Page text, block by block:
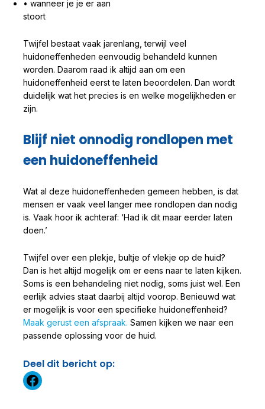
• wanneer je je er aan
stoort
Twijfel bestaat vaak jarenlang, terwijl veel
huidoneffenheden eenvoudig behandeld kunnen
worden. Daarom raad ik altijd aan om een
huidoneffenheid eerst te laten beoordelen. Dan wordt
duidelijk wat het precies is en welke mogelijkheden er
zijn.
Blijf niet onnodig rondlopen met
een huidoneffenheid
Wat al deze huidoneffenheden gemeen hebben, is dat
mensen er vaak veel langer mee rondlopen dan nodig
is. Vaak hoor ik achteraf: ‘Had ik dit maar eerder laten
doen.’
Twijfel over een plekje, bultje of vlekje op de huid?
Dan is het altijd mogelijk om er eens naar te laten kijken.
Soms is een behandeling niet nodig, soms juist wel. Een
eerlijk advies staat daarbij altijd voorop. Benieuwd wat
er mogelijk is voor een specifieke huidoneffenheid?
Maak gerust een afspraak. Samen kijken we naar een
passende oplossing voor de huid.
Deel dit bericht op:
https://www.facebook.com